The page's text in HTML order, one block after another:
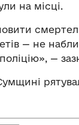
на місці.
— не
—